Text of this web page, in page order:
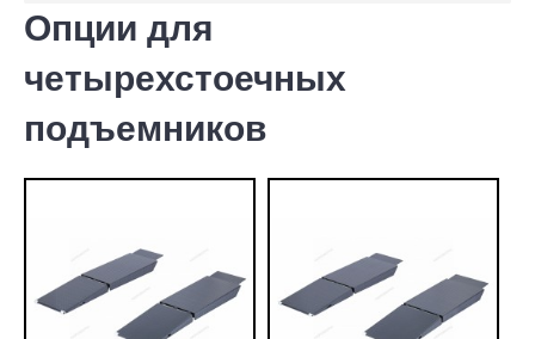
Опции для
четырехстоечных
подъемников